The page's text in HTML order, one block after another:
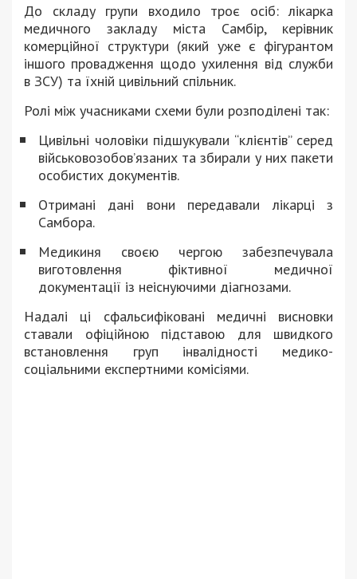
До складу групи входило троє осіб: лікарка
медичного закладу міста Самбір, керівник
комерційної структури (який уже є фігурантом
іншого провадження щодо ухилення від служби
в ЗСУ) та їхній цивільний спільник.
Ролі між учасниками схеми були розподілені так:
Цивільні чоловіки підшукували “клієнтів” серед
військовозобов’язаних та збирали у них пакети
особистих документів.
Отримані дані вони передавали лікарці з
Самбора.
Медикиня своєю чергою забезпечувала
виготовлення фіктивної медичної
документації із неіснуючими діагнозами.
Надалі ці сфальсифіковані медичні висновки
ставали офіційною підставою для швидкого
встановлення груп інвалідності медико-
соціальними експертними комісіями.